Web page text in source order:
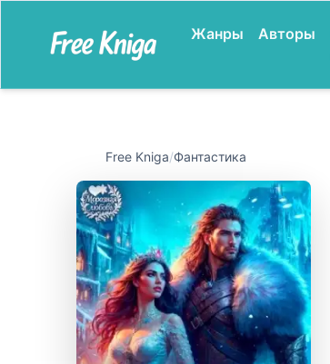
Жанры Авторы
Free Kniga/Фантастика